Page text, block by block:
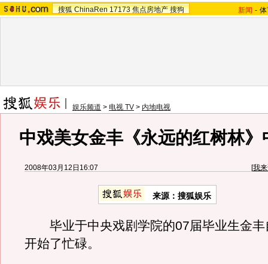
搜狐 ChinaRen 17173 焦点房地产 搜狗 新闻 -
娱乐频道 > 电视 TV > 内地电视
中戏美女金丰《永远的红树林》
2008年03月12日16:07 [我
来源：搜狐娱乐
毕业于中央戏剧学院的07届毕业生金丰
开始了忙碌。